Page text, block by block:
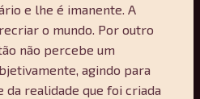
e lhe é imanente. A
o mundo. Por outro
não percebe um
agindo para
realidade que foi criada